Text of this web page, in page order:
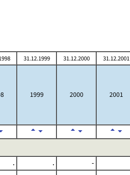
31.12.1999 31.12.2000 31.12.2001
1999 2000 2001
. . -